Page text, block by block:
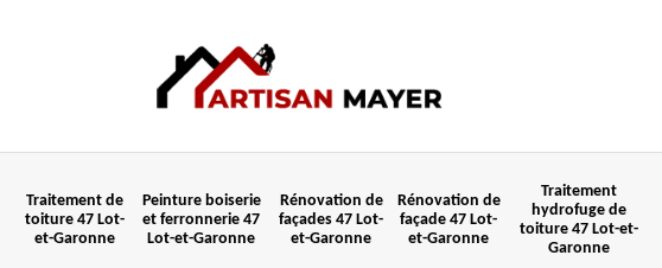
Traitement de
toiture 47 Lot-
et-Garonne
Peinture boiserie
et ferronnerie 47
Lot-et-Garonne
Rénovation de
façades 47 Lot-
et-Garonne
Rénovation de
façade 47 Lot-
et-Garonne
Traitement
hydrofuge de
toiture 47 Lot-et-
Garonne